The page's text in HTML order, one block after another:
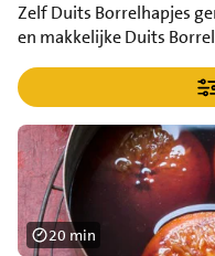
Zelf Duits Borrelhapjes
en makkelijke Duits
20 min